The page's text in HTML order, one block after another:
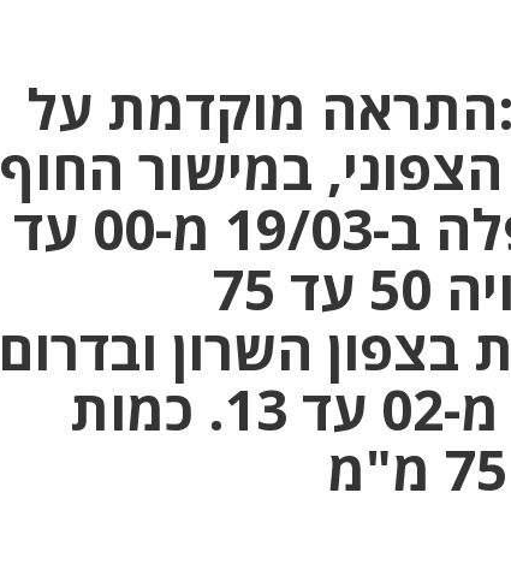
מוקדמת על
במישור החוף
המרכזי והדרומי ובשפלה ב-19/03 מ-00 עד
13. כמות הגשם הצפויה 50 עד 75
השרון ובדרום
מישור החוף ב-19/03 מ-02 עד 13. כמות